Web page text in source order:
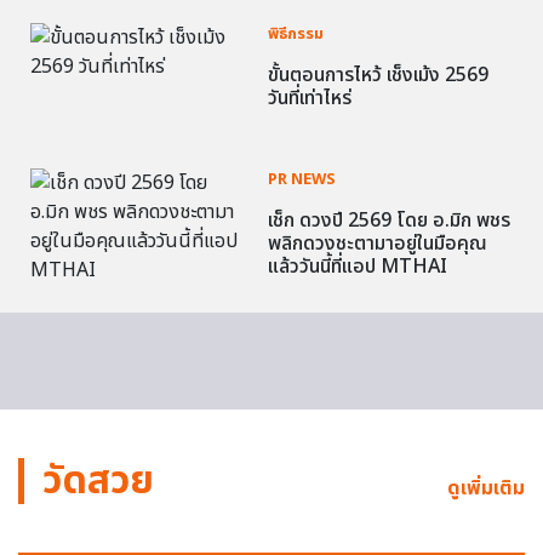
พิธีกรรม
ขั้นตอนการไหว้ เช็งเม้ง 2569
วันที่เท่าไหร่
PR NEWS
เช็ก ดวงปี 2569 โดย อ.มิก พชร
พลิกดวงชะตามาอยู่ในมือคุณ
แล้ววันนี้ที่แอป MTHAI
วัดสวย ดูเพิ่มเติม